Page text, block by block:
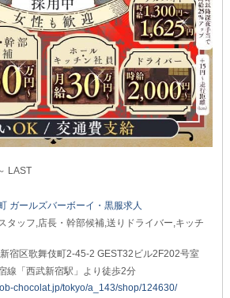
人 自由が丘の黒服求人・ボーイ求人
求人 目黒の黒服求人・ボーイ求人
求人 立川の黒服求人・ボーイ求人
求人 調布の黒服求人・ボーイ求人
人 町田の黒服求人・ボーイ求人
人 明大前の黒服求人・ボーイ求人
求人
人 西新井の黒服求人・ボーイ求人
求人 綾瀬の黒服求人・ボーイ求人
人 神楽坂の黒服求人・ボーイ求人
亀戸の黒服求人・ボーイ求人
LAST
ガールズバーボーイ・黒服求人
タッフ,店長・幹部候補,送りドライバー,キッチ
新宿区歌舞伎町2-45-2 GEST32ビル2F202号室
線「西武新宿駅」より徒歩2分
chocolat.jp/tokyo/a_143/shop/124630/